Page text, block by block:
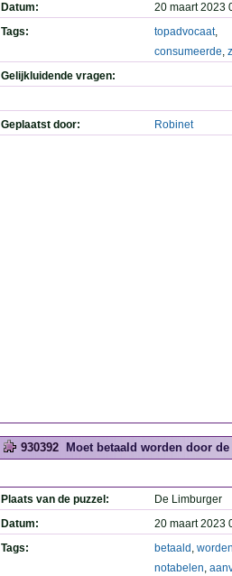
Datum:
20 maart 2023
Tags:
topadvocaat,
consumeerde,
Gelijkluidende vragen:
Geplaatst door: Robinet
930392 Moet betaald worden door
Plaats van de puzzel:
De Limburger
Datum:
20 maart 2023
Tags:
betaald ,
notabelen,